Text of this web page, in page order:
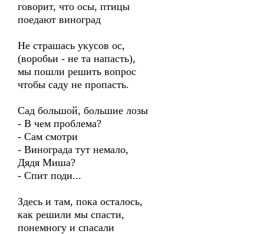
говорит, что осы, птицы
поедают виноград
Не страшась укусов ос,
(воробьи - не та напасть),
мы пошли решить вопрос
чтобы саду не пропасть.
Сад большой, большие лозы
- В чем проблема?
- Сам смотри
- Винограда тут немало,
Дядя Миша?
- Спит поди...
Здесь и там, пока осталось,
как решили мы спасти,
понемногу и спасали